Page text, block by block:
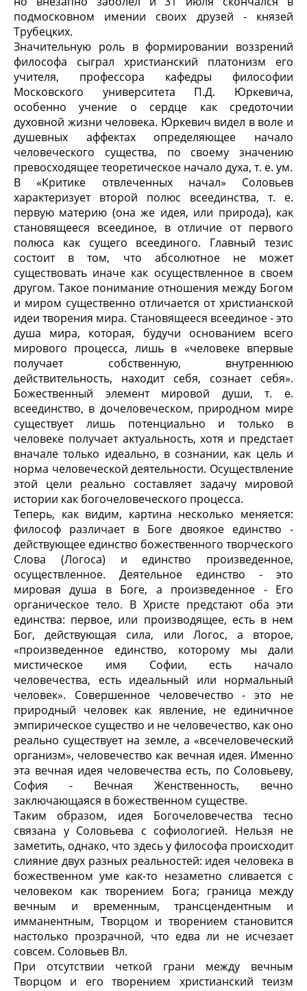
подмосковном имении своих друзей - князей
Трубецких.
Значительную роль в формировании воззрений
философа сыграл христианский платонизм его
учителя, профессора кафедры философии
Московского университета П.Д. Юркевича,
особенно учение о сердце как средоточии
духовной жизни человека. Юркевич видел в воле и
душевных аффектах определяющее начало
человеческого существа, по своему значению
превосходящее теоретическое начало духа, т. е. ум.
В «Критике отвлеченных начал» Соловьев
характеризует второй полюс всеединства, т. е.
первую материю (она же идея, или природа), как
становящееся всеединое, в отличие от первого
полюса как сущего всеединого. Главный тезис
состоит в том, что абсолютное не может
существовать иначе как осуществленное в своем
другом. Такое понимание отношения между Богом
и миром существенно отличается от христианской
идеи творения мира. Становящееся всеединое - это
душа мира, которая, будучи основанием всего
мирового процесса, лишь в «человеке впервые
получает собственную, внутреннюю
действительность, находит себя, сознает себя».
Божественный элемент мировой души, т. е.
всеединство, в дочеловеческом, природном мире
существует лишь потенциально и только в
человеке получает актуальность, хотя и предстает
вначале только идеально, в сознании, как цель и
норма человеческой деятельности. Осуществление
этой цели реально составляет задачу мировой
истории как богочеловеческого процесса.
Теперь, как видим, картина несколько меняется:
философ различает в Боге двоякое единство -
действующее единство божественного творческого
Слова (Логоса) и единство произведенное,
осуществленное. Деятельное единство - это
мировая душа в Боге, а произведенное - Его
органическое тело. В Христе предстают оба эти
единства: первое, или производящее, есть в нем
Бог, действующая сила, или Логос, а второе,
«произведенное единство, которому мы дали
мистическое имя Софии, есть начало
человечества, есть идеальный или нормальный
человек». Совершенное человечество - это не
природный человек как явление, не единичное
эмпирическое существо и не человечество, как оно
реально существует на земле, а «всечеловеческий
организм», человечество как вечная идея. Именно
эта вечная идея человечества есть, по Соловьеву,
София - Вечная Женственность, вечно
заключающаяся в божественном существе.
Таким образом, идея Богочеловечества тесно
связана у Соловьева с софиологией. Нельзя не
заметить, однако, что здесь у философа происходит
слияние двух разных реальностей: идея человека в
божественном уме как-то незаметно сливается с
человеком как творением Бога; граница между
вечным и временным, трансцендентным и
имманентным, Творцом и творением становится
настолько прозрачной, что едва ли не исчезает
совсем. Соловьев Вл.
При отсутствии четкой грани между вечным
Творцом и его творением христианский теизм